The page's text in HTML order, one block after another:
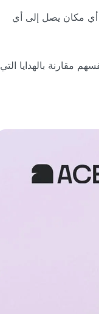
أي مكان يصل إلى أي
مقارنة بالهدايا التي